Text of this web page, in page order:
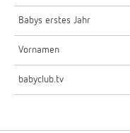
Babys erstes Jahr
Vornamen
babyclub.tv